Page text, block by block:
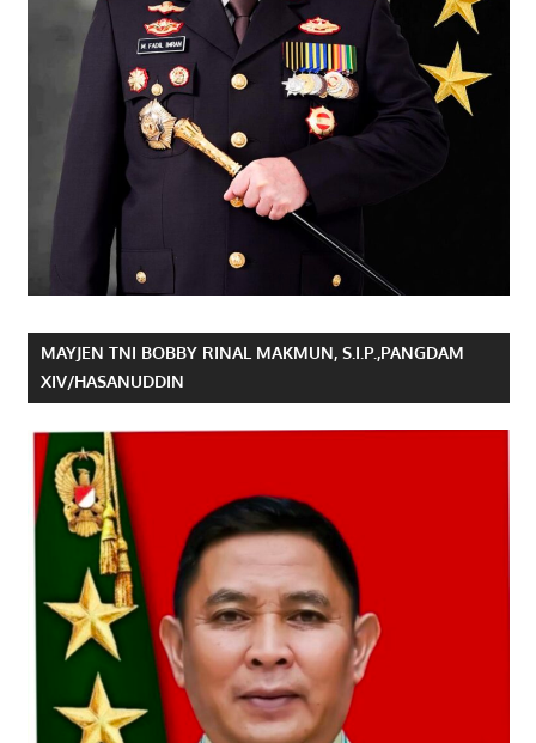
MAYJEN TNI BOBBY RINAL MAKMUN, S.I.P.,PANGDAM
XIV/HASANUDDIN